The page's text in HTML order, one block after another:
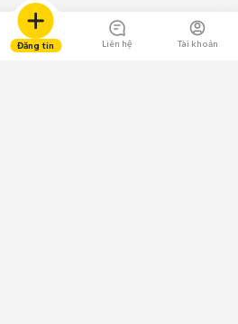
Đăng tin Liên hệ Tài khoản